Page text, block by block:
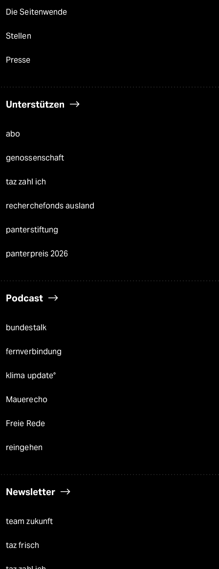
Die Seitenwende
Stellen
Presse
Unterstützen
abo
genossenschaft
taz zahl ich
recherchefonds ausland
panterstiftung
panterpreis 2026
Podcast
bundestalk
fernverbindung
klima update°
Mauerecho
Freie Rede
reingehen
Newsletter
team zukunft
taz frisch